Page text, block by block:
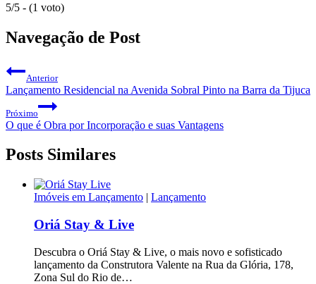
5/5 - (1 voto)
Navegação de Post
Anterior
Lançamento Residencial na Avenida Sobral Pinto na Barra da Tijuca
Próximo
O que é Obra por Incorporação e suas Vantagens
Posts Similares
Imóveis em Lançamento | Lançamento
Oriá Stay & Live
Descubra o Oriá Stay & Live, o mais novo e sofisticado
lançamento da Construtora Valente na Rua da Glória, 178,
Zona Sul do Rio de…